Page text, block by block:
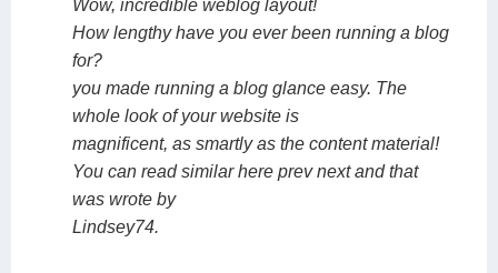
Wow, incredible weblog layout!
How lengthy have you ever been running a blog
for?
you made running a blog glance easy. The
whole look of your website is
magnificent, as smartly as the content material!
You can read similar here prev next and that
was wrote by
Lindsey74.